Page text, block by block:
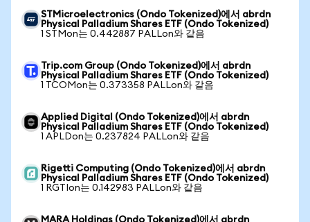
STMicroelectronics (Ondo Tokenized)에서 abrdn
Physical Palladium Shares ETF (Ondo Tokenized)
1 STMon는 0.442887 PALLon와 같음
Trip.com Group (Ondo Tokenized)에서 abrdn
Physical Palladium Shares ETF (Ondo Tokenized)
1 TCOMon는 0.373358 PALLon와 같음
Applied Digital (Ondo Tokenized)에서 abrdn
Physical Palladium Shares ETF (Ondo Tokenized)
1 APLDon는 0.237824 PALLon와 같음
Rigetti Computing (Ondo Tokenized)에서 abrdn
Physical Palladium Shares ETF (Ondo Tokenized)
1 RGTIon는 0.142983 PALLon와 같음
MARA Holdings (Ondo Tokenized)에서 abrdn